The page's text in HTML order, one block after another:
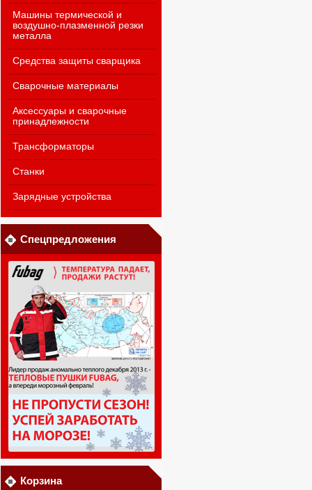
Машины термической и
воздушно-плазменной резки
металла
Средства защиты сварщика
Сварочные материалы
Аксессуары и сварочные
принадлежности
Трансформаторы
Станки
Зарядные устройства
Спецпредложения
Корзина